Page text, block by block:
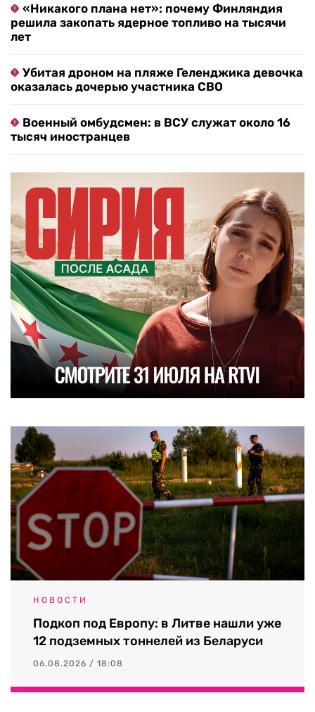
«Никакого плана нет»: почему Финляндия
решила закопать ядерное топливо на тысячи
лет
Убитая дроном на пляже Геленджика девочка
оказалась дочерью участника СВО
Военный омбудсмен: в ВСУ служат около 16
тысяч иностранцев
НОВОСТИ
Подкоп под Европу: в Литве нашли уже
12 подземных тоннелей из Беларуси
06.08.2026 / 18:08